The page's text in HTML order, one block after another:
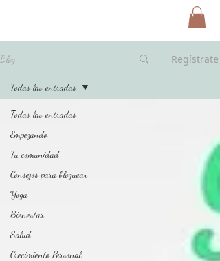
Blog Regístrate
Todas las entradas
Empezando
Tu comunidad
Consejos para bloguear
Yoga
Bienestar
Salud
Crecimiento Personal
Todas las entradas